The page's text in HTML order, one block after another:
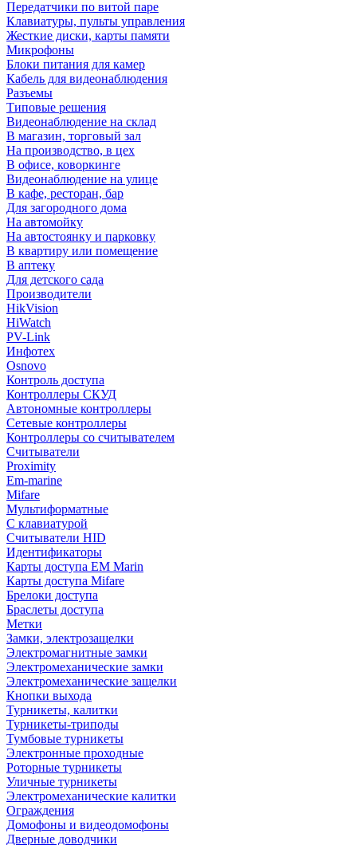
Передатчики по витой паре
Клавиатуры, пульты управления
Жесткие диски, карты памяти
Микрофоны
Блоки питания для камер
Кабель для видеонаблюдения
Разъемы
Типовые решения
Видеонаблюдение на склад
В магазин, торговый зал
На производство, в цех
В офисе, коворкинге
Видеонаблюдение на улице
В кафе, ресторан, бар
Для загородного дома
На автомойку
На автостоянку и парковку
В квартиру или помещение
В аптеку
Для детского сада
Производители
HikVision
HiWatch
PV-Link
Инфотех
Osnovo
Контроль доступа
Контроллеры СКУД
Автономные контроллеры
Сетевые контроллеры
Контроллеры со считывателем
Считыватели
Proximity
Em-marine
Mifare
Мультиформатные
С клавиатурой
Считыватели HID
Идентификаторы
Карты доступа EM Marin
Карты доступа Mifare
Брелоки доступа
Браслеты доступа
Метки
Замки, электрозащелки
Электромагнитные замки
Электромеханические замки
Электромеханические защелки
Кнопки выхода
Турникеты, калитки
Турникеты-триподы
Тумбовые турникеты
Электронные проходные
Роторные турникеты
Уличные турникеты
Электромеханические калитки
Ограждения
Домофоны и видеодомофоны
Дверные доводчики